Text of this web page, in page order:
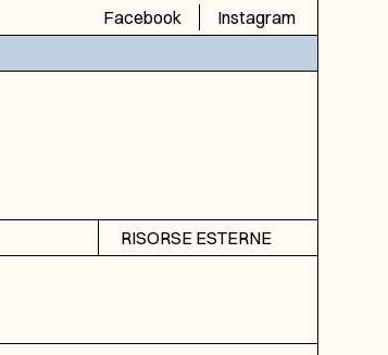
Facebook
Instagram
RISORSE ESTERNE
DGA